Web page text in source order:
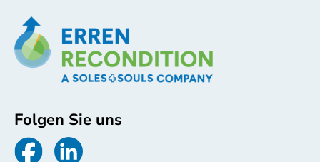
Folgen Sie uns